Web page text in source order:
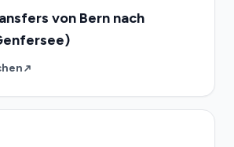
von Bern nach